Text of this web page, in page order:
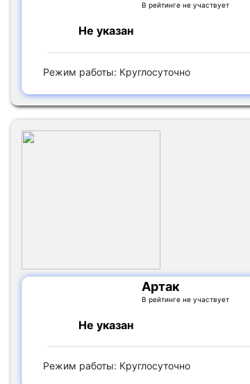
В рейтинге не участвует
Не указан
Режим работы: Круглосуточно
Артак
В рейтинге не участвует
Не указан
Режим работы: Круглосуточно